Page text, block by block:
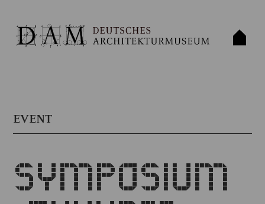
EVENT
SYMPOSIUM